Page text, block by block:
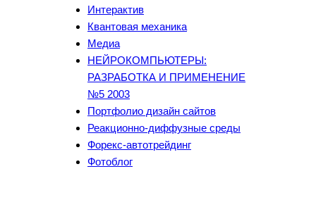
Интерактив
Квантовая механика
Медиа
НЕЙРОКОМПЬЮТЕРЫ:
РАЗРАБОТКА И ПРИМЕНЕНИЕ
№5 2003
Портфолио дизайн сайтов
Реакционно-диффузные среды
Форекс-автотрейдинг
Фотоблог